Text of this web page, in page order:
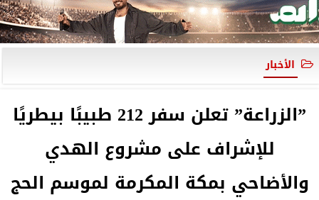
الأخبار
”الزراعة” تعلن سفر 212 طبيبًا بيطريًا
للإشراف على مشروع الهدي
والأضاحي بمكة المكرمة لموسم الحج